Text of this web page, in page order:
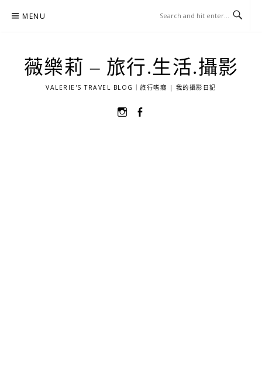
MENU
薇樂莉 – 旅行.生活.攝影
VALERIE'S TRAVEL BLOG｜旅行嗜癮 | 我的攝影日記
選